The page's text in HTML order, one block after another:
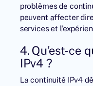
problèmes de
peuvent affecter
services et
4. Qu’est-ce
IPv4 ?
La continuité IPv4